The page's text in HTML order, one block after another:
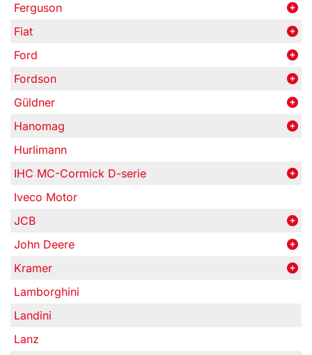
Ferguson
Fiat
Ford
Fordson
Güldner
Hanomag
Hurlimann
IHC MC-Cormick D-serie
Iveco Motor
JCB
John Deere
Kramer
Lamborghini
Landini
Lanz